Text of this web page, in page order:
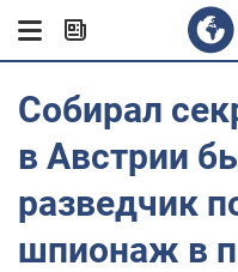
Собирал
в Австрии
разведчик
шпионаж в